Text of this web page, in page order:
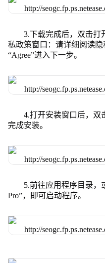
3.下载完成后，双击打
私政策窗口：请详细阅读
“Agree”进入下一步。
4.打开安装窗口后，双
完成安装。
5.前往应用程序目录，
Pro”，即可启动程序。